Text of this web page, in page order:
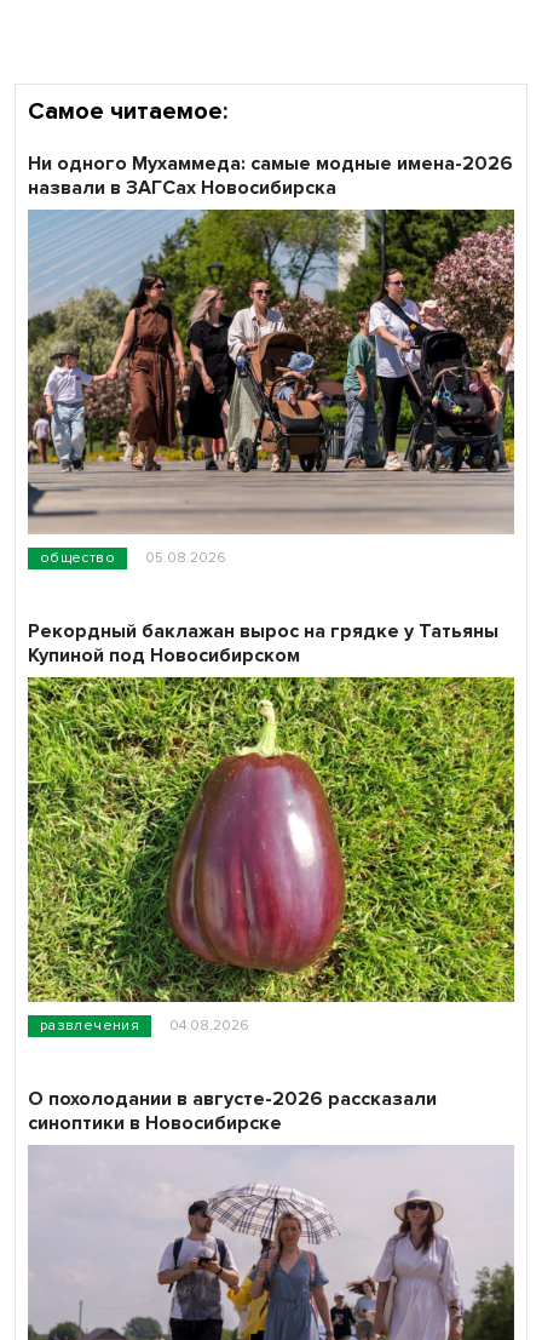
Самое читаемое:
общество 05.08.2026
Ни одного Мухаммеда: самые модные имена-2026
назвали в ЗАГСах Новосибирска
развлечения 04.08.2026
Рекордный баклажан вырос на грядке у Татьяны
Купиной под Новосибирском
О похолодании в августе-2026 рассказали
синоптики в Новосибирске